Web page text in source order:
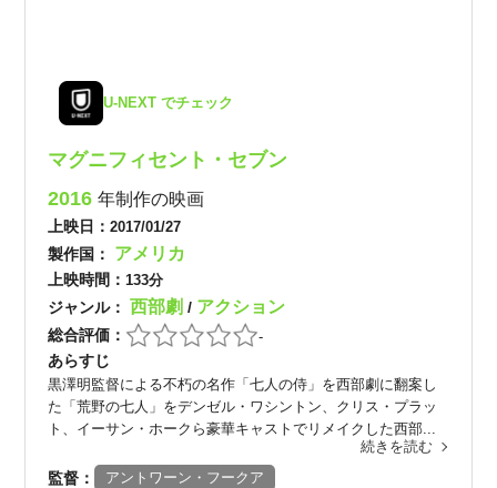
U-NEXT でチェック
マグニフィセント・セブン
2016年制作の映画
上映日：2017/01/27
製作国： アメリカ
上映時間：133分
ジャンル： 西部劇/ アクション
総合評価： -
あらすじ
黒澤明監督による不朽の名作「七人の侍」を西部劇に翻案し
た「荒野の七人」をデンゼル・ワシントン、クリス・プラッ
ト、イーサン・ホークら豪華キャストでリメイクした西部...
続きを読む
監督： アントワーン・フークア